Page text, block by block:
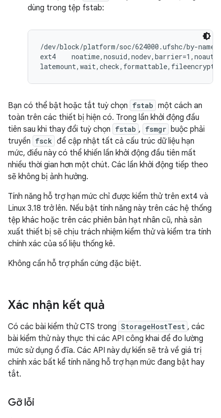
dùng trong tệp fstab:
/dev/block/platform/soc/624000.ufshc/by-
ext4
Bạn có thể bật hoặc tắt tuỳ chọn fstab một cách an
toàn trên các thiết bị hiện có. Trong lần khởi động đầu
tiên sau khi thay đổi tuỳ chọn fstab , fsmgr buộc phải
truyền fsck để cập nhật tất cả cấu trúc dữ liệu hạn
mức, điều này có thể khiến lần khởi động đầu tiên mất
nhiều thời gian hơn một chút. Các lần khởi động tiếp theo
sẽ không bị ảnh hưởng.
Tính năng hỗ trợ hạn mức chỉ được kiểm thử trên ext4 và
Linux 3.18 trở lên. Nếu bật tính năng này trên các hệ thống
tệp khác hoặc trên các phiên bản hạt nhân cũ, nhà sản
xuất thiết bị sẽ chịu trách nhiệm kiểm thử và kiểm tra tính
chính xác của số liệu thống kê.
Không cần hỗ trợ phần cứng đặc biệt.
Xác nhận kết quả
Có các bài kiểm thử CTS trong StorageHostTest , các
bài kiểm thử này thực thi các API công khai để đo lường
mức sử dụng ổ đĩa. Các API này dự kiến sẽ trả về giá trị
chính xác bất kể tính năng hỗ trợ hạn mức đang bật hay
tắt.
Gỡ lỗi